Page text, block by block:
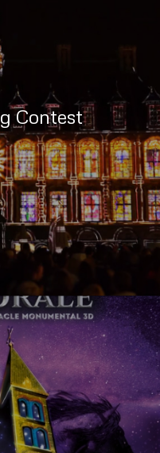
Contest